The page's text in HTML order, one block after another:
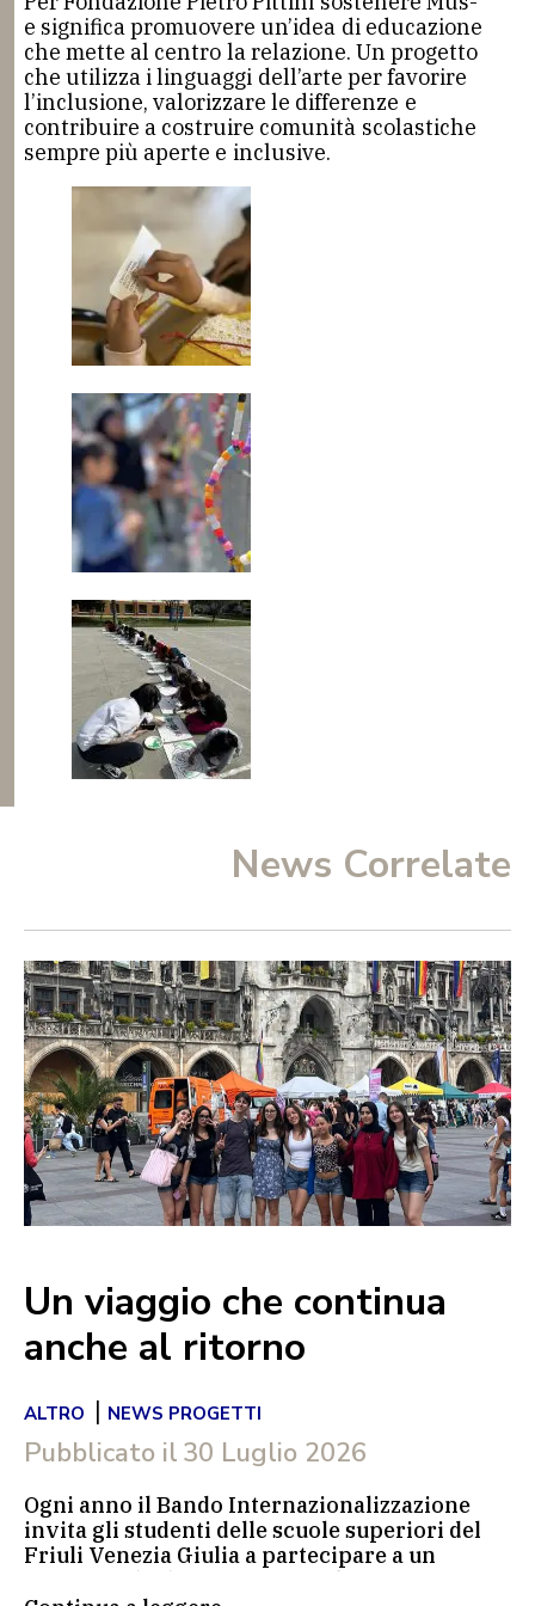
e significa promuovere un’idea di educazione
che mette al centro la relazione. Un progetto
che utilizza i linguaggi dell’arte per favorire
l’inclusione, valorizzare le differenze e
contribuire a costruire comunità scolastiche
sempre più aperte e inclusive.
News Correlate
Un viaggio che continua
anche al ritorno
ALTRO | NEWS PROGETTI
Pubblicato il 30 Luglio 2026
Ogni anno il Bando Internazionalizzazione
invita gli studenti delle scuole superiori del
Friuli Venezia Giulia a partecipare a un
concorso di idee. I progetti selezionati